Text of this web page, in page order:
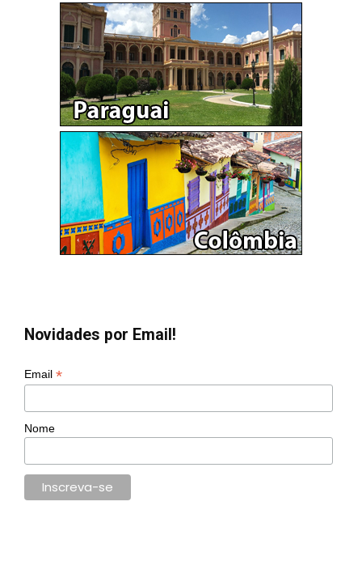
Novidades por Email!
Email *
Nome